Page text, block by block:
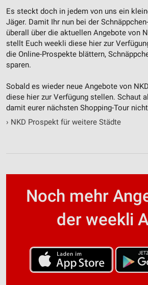
Es steckt doch in jedem von uns ein
Jäger. Damit Ihr nun bei der
überall über die aktuellen Angebote von
stellt Euch weekli diese hier zur
die Online-Prospekte blättern,
sparen.
Sobald es wieder neue Angebote von
diese hier zur Verfügung stellen. Schaut
damit eurer nächsten Shopping-Tour
› NKD Prospekt für weitere Städte
Noch mehr
der weekli